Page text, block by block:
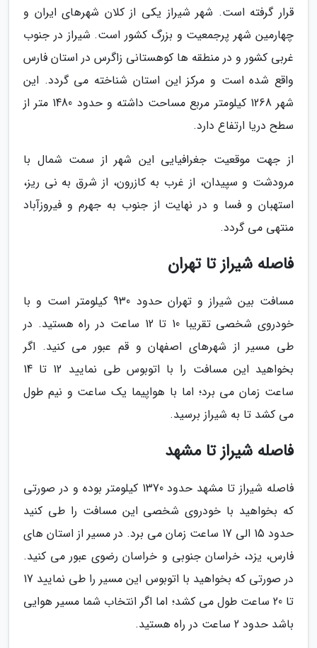
قرار گرفته است. شهر شیراز یکی از کلان شهرهای ایران و
چهارمین شهر پرجمعیت و بزرگ کشور است. شیراز در جنوب
غربی کشور و در منطقه ها کوهستانی زاگرس در استان فارس
واقع شده است و مرکز این استان شناخته می گردد. این
شهر 1268 کیلومتر مربع مساحت داشته و حدود 1480 متر از
سطح دریا ارتفاع دارد.
از جهت موقعیت جغرافیایی این شهر از سمت شمال با
مرودشت و سپیدان، از غرب به کازرون، از شرق به نی ریز،
استهبان و فسا و در نهایت از جنوب به جهرم و فیروزآباد
منتهی می گردد.
فاصله شیراز تا تهران
مسافت بین شیراز و تهران حدود 930 کیلومتر است و با
خودروی شخصی تقریبا 10 تا 12 ساعت در راه هستید. در
طی مسیر از شهرهای اصفهان و قم عبور می کنید. اگر
بخواهید این مسافت را با اتوبوس طی نمایید 12 تا 14
ساعت زمان می برد؛ اما با هواپیما یک ساعت و نیم طول
می کشد تا به شیراز برسید.
فاصله شیراز تا مشهد
فاصله شیراز تا مشهد حدود 1370 کیلومتر بوده و در صورتی
که بخواهید با خودروی شخصی این مسافت را طی کنید
حدود 15 الی 17 ساعت زمان می برد. در مسیر از استان های
فارس، یزد، خراسان جنوبی و خراسان رضوی عبور می کنید.
در صورتی که بخواهید با اتوبوس این مسیر را طی نمایید 17
تا 20 ساعت طول می کشد؛ اما اگر انتخاب شما مسیر هوایی
باشد حدود 2 ساعت در راه هستید.